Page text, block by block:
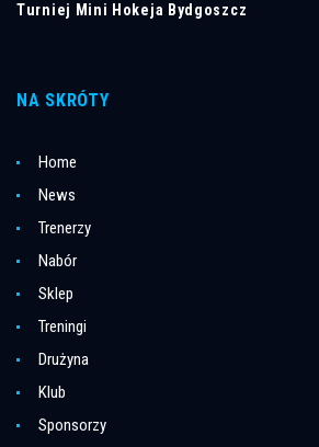
Turniej Mini Hokeja Bydgoszcz
NA SKRÓTY
Home
News
Trenerzy
Nabór
Sklep
Treningi
Drużyna
Klub
Sponsorzy